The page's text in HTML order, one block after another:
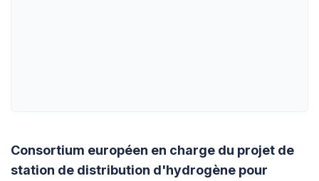
Consortium européen en charge du projet de
station de distribution d'hydrogène pour